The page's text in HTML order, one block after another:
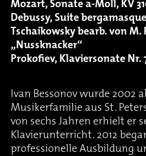
Mozart, Sonate a-Moll, KV
Debussy, Suite bergamasque
Tschaikowsky bearb. von M.
„Nussknacker“
Prokofiev, Klaviersonate Nr.
Ivan Bessonov wurde 2002
Musikerfamilie aus St.
von sechs Jahren erhielt er
Klavierunterricht. 2012
professionelle Ausbildung